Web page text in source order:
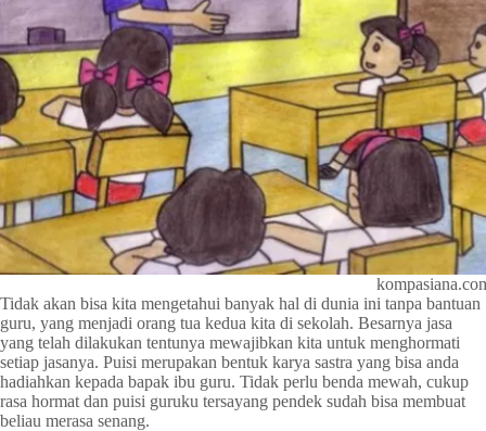
Tidak akan bisa kita mengetahui banyak hal di dunia ini tanpa bantuan
guru, yang menjadi orang tua kedua kita di sekolah. Besarnya jasa
yang telah dilakukan tentunya mewajibkan kita untuk menghormati
setiap jasanya. Puisi merupakan bentuk karya sastra yang bisa anda
hadiahkan kepada bapak ibu guru. Tidak perlu benda mewah, cukup
rasa hormat dan puisi guruku tersayang pendek sudah bisa membuat
beliau merasa senang.